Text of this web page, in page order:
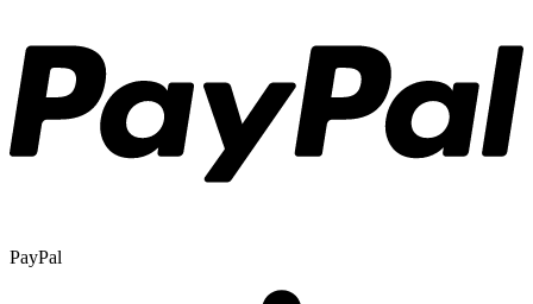
PayPal